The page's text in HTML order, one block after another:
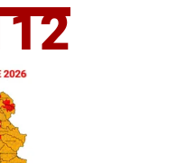
Emiliano García-